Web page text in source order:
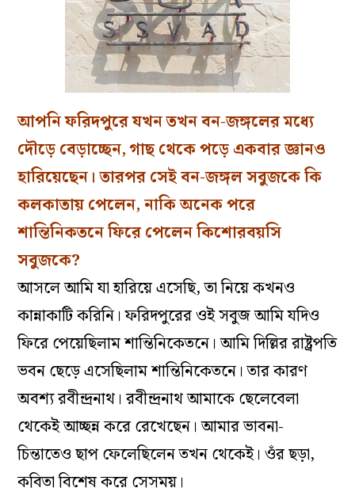
আপনি ফরিদপুরে যখন তখন বন-জঙ্গলের মধ্যে
দৌড়ে বেড়াচ্ছেন, গাছ থেকে পড়ে একবার জ্ঞানও
হারিয়েছেন। তারপর সেই বন-জঙ্গল সবুজকে কি
কলকাতায় পেলেন, নাকি অনেক পরে
শান্তিনিকতনে ফিরে পেলেন কিশোরবয়সি
সবুজকে?
আসলে আমি যা হারিয়ে এসেছি, তা নিয়ে কখনও
কান্নাকাটি করিনি। ফরিদপুরের ওই সবুজ আমি যদিও
ফিরে পেয়েছিলাম শান্তিনিকেতনে। আমি দিল্লির রাষ্ট্রপতি
ভবন ছেড়ে এসেছিলাম শান্তিনিকেতনে। তার কারণ
অবশ্য রবীন্দ্রনাথ। রবীন্দ্রনাথ আমাকে ছেলেবেলা
থেকেই আচ্ছন্ন করে রেখেছেন। আমার ভাবনা-
চিন্তাতেও ছাপ ফেলেছিলেন তখন থেকেই। ওঁর ছড়া,
কবিতা বিশেষ করে সেসময়।